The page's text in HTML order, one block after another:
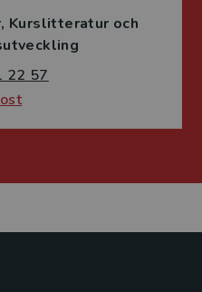
Kurslitteratur och
22 57